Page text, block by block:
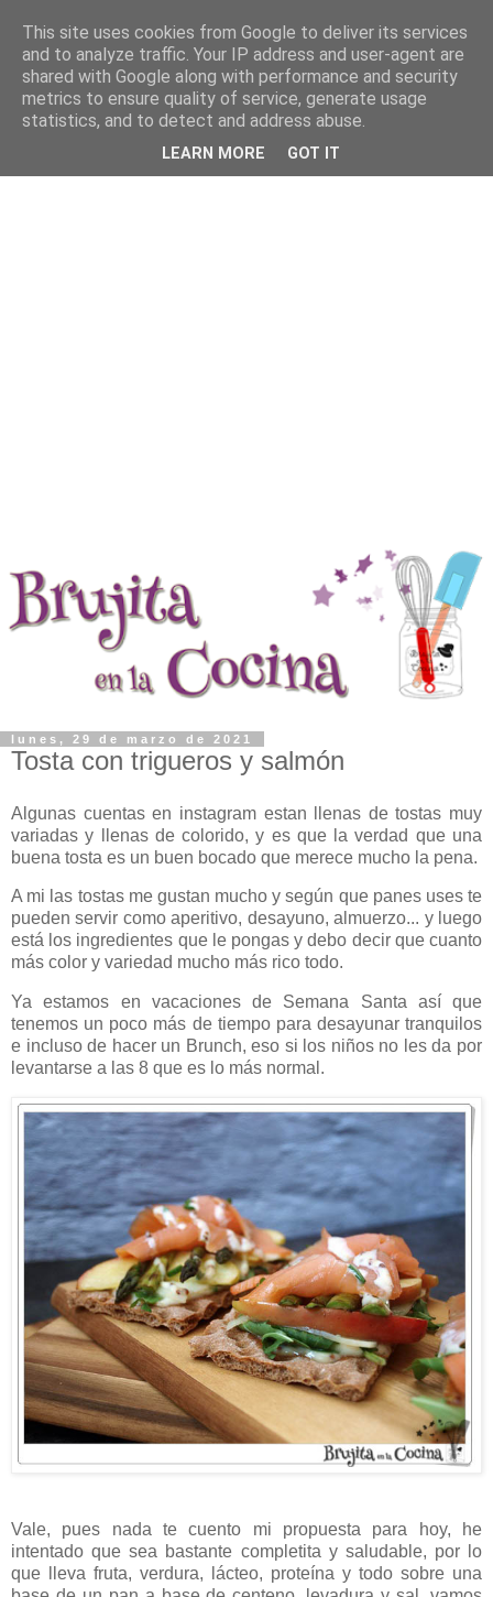
lunes, 29 de marzo de 2021
Tosta con trigueros y salmón
Algunas cuentas en instagram estan llenas de tostas muy
variadas y llenas de colorido, y es que la verdad que una
buena tosta es un buen bocado que merece mucho la pena.
A mi las tostas me gustan mucho y según que panes uses te
pueden servir como aperitivo, desayuno, almuerzo... y luego
está los ingredientes que le pongas y debo decir que cuanto
más color y variedad mucho más rico todo.
Ya estamos en vacaciones de Semana Santa así que
tenemos un poco más de tiempo para desayunar tranquilos
e incluso de hacer un Brunch, eso si los niños no les da por
levantarse a las 8 que es lo más normal.
Vale, pues nada te cuento mi propuesta para hoy, he
intentado que sea bastante completita y saludable, por lo
que lleva fruta, verdura, lácteo, proteína y todo sobre una
This site uses cookies from Google to deliver its services
and to analyze traffic. Your IP address and user-agent are
shared with Google along with performance and security
metrics to ensure quality of service, generate usage
statistics, and to detect and address abuse.
LEARN MORE GOT IT